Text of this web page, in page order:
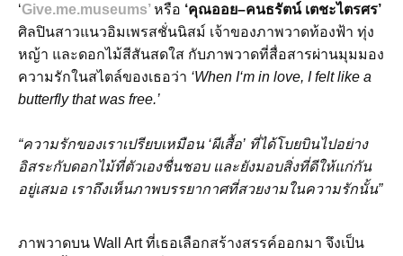
‘Give.me.museums’ หรือ ‘คุณออย–คนธรัตน์ เตชะไตรศร’
ศิลปินสาวแนวอิมเพรสชั่นนิสม์ เจ้าของภาพวาดท้องฟ้า ทุ่ง
หญ้า และดอกไม้สีสันสดใส กับภาพวาดที่สื่อสารผ่านมุมมอง
ความรักในสไตล์ของเธอว่า ‘When I‘m in love, I felt like a
butterfly that was free.’
“ความรักของเราเปรียบเหมือน ‘ผีเสื้อ’ ที่ได้โบยบินไปอย่าง
อิสระกับดอกไม้ที่ตัวเองชื่นชอบ และยังมอบสิ่งที่ดีให้แก่กัน
อยู่เสมอ เราถึงเห็นภาพบรรยากาศที่สวยงามในความรักนั้น”
ภาพวาดบน Wall Art ที่เธอเลือกสร้างสรรค์ออกมา จึงเป็น